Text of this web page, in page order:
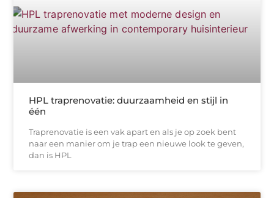
HPL traprenovatie: duurzaamheid en stijl in
één
Traprenovatie is een vak apart en als je op zoek bent
naar een manier om je trap een nieuwe look te geven,
dan is HPL